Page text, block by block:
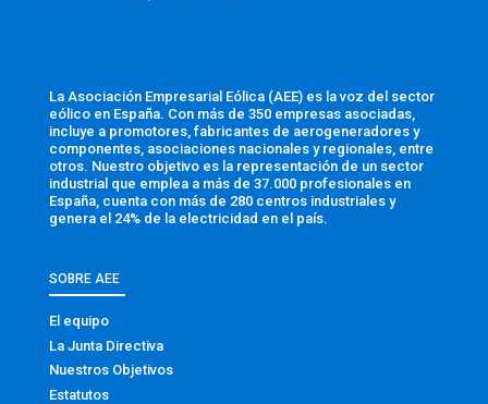
La Asociación Empresarial Eólica (AEE) es la voz del sector
eólico en España. Con más de 350 empresas asociadas,
incluye a promotores, fabricantes de aerogeneradores y
componentes, asociaciones nacionales y regionales, entre
otros. Nuestro objetivo es la representación de un sector
industrial que emplea a más de 37.000 profesionales en
España, cuenta con más de 280 centros industriales y
genera el 24% de la electricidad en el país.
SOBRE AEE
El equipo
La Junta Directiva
Nuestros Objetivos
Estatutos